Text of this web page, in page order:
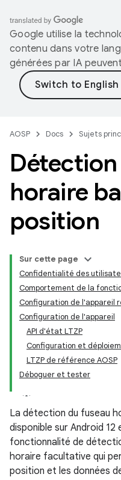
Google utilise la
contenu dans votre
générées par IA
AOSP Docs Sujets
horaire
position
Sur cette page
Confidentialité des
Comportement de la
Configuration de l'appareil
Configuration de l'appareil
API d'état LTZP
Configuration et
LTZP de référence AOSP
Déboguer et tester
La détection du fuseau
disponible sur Android
fonctionnalité de
horaire facultative qui
position et les données